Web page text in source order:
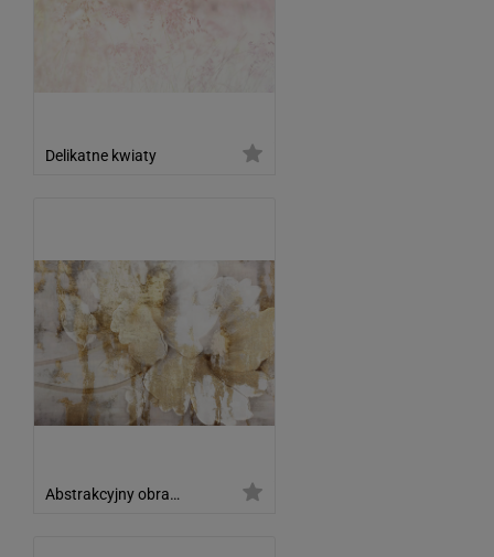
Delikatne kwiaty
Abstrakcyjny obraz kwiatowy